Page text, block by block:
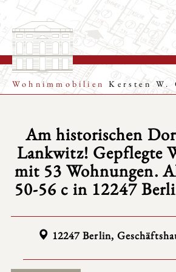
WohnimmobilienKersten W.
Am historischen
Lankwitz! Gepflegte
mit 53 Wohnungen.
50-56 c in 12247
12247 Berlin,